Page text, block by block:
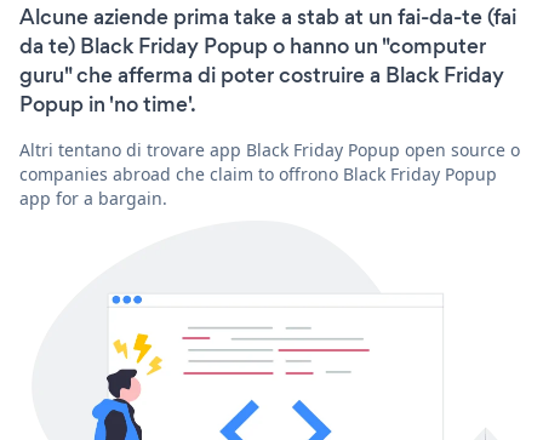
Alcune aziende prima take a stab at un fai-da-te (fai
da te) Black Friday Popup o hanno un "computer
guru" che afferma di poter costruire a Black Friday
Popup in 'no time'.
Altri tentano di trovare app Black Friday Popup open source o
companies abroad che claim to offrono Black Friday Popup
app for a bargain.